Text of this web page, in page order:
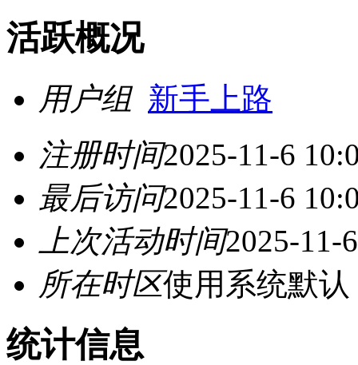
活跃概况
用户组 新手上路
注册时间2025-11-6
最后访问2025-11-6
上次活动时间2025-11-
所在时区使用系统默认
统计信息